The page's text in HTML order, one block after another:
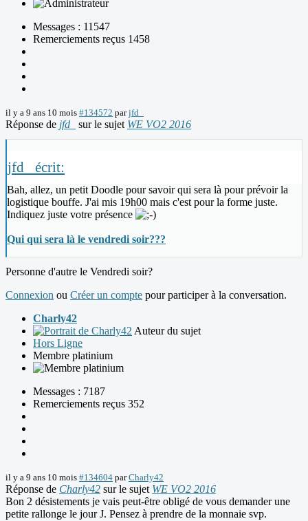
Messages : 11547
Remerciements reçus 1458
il y a 9 ans 10 mois #134572 parjfd_
Réponse de jfd_ sur le sujet WE VO2 2016
jfd_ écrit:
Bah, allez, un petit Doodle pour savoir qui sera là pour prévoir la
logistique bouffe. J'ai mis 19h00 mais c'est pour la forme juste.
Indiquez juste votre présence
Qui qui sera là le vendredi soir???
Personne d'autre le Vendredi soir?
Connexion ou Créer un compte pour participer à la conversation.
Charly42
Auteur du sujet
Hors Ligne
Membre platinium
Messages : 7187
Remerciements reçus 352
il y a 9 ans 10 mois #134604 parCharly42
Réponse de Charly42 sur le sujet WE VO2 2016
Bon 2 désistements je vais peut-être obligé de vous demander une
petite rallonge le jour J. Pensez à prendre de la monnaie svp.